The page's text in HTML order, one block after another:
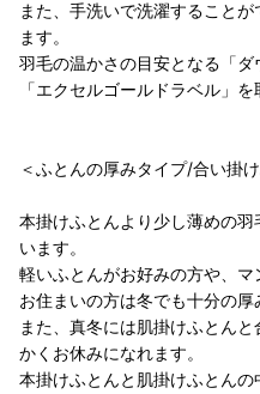
また、手洗いで洗濯すること
ます。
羽毛の温かさの目安となる「ダ
「エクセルゴールドラベル」を
＜ふとんの厚みタイプ/合い掛
本掛けふとんより少し薄めの
います。
軽いふとんがお好みの方や、
お住まいの方は冬でも十分の厚
また、真冬には肌掛けふとん
かくお休みになれます。
本掛けふとんと肌掛けふとん